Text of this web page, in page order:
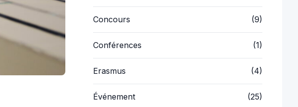
Concours (9)
Conférences (1)
Erasmus (4)
Événement (25)